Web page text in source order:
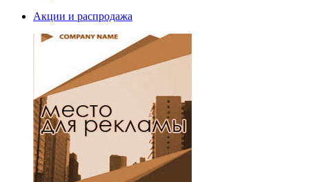
Акции и распродажа